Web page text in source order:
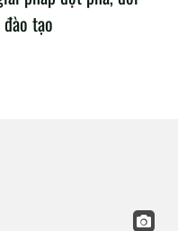
tạo